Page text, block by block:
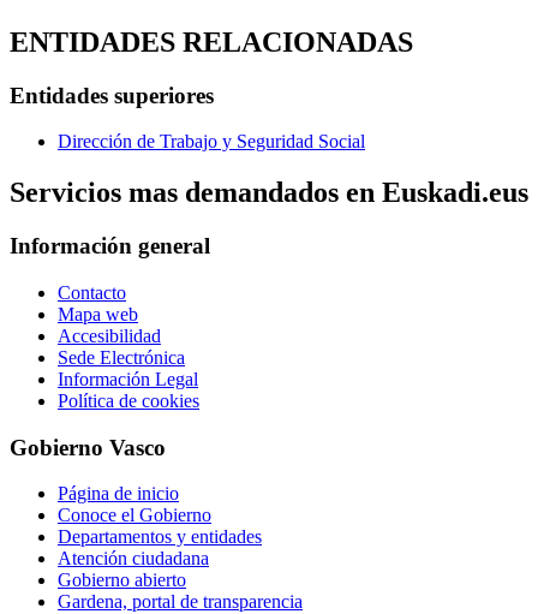
ENTIDADES RELACIONADAS
Entidades superiores
Dirección de Trabajo y Seguridad Social
Servicios mas demandados en Euskadi.eus
Información general
Contacto
Mapa web
Accesibilidad
Sede Electrónica
Información Legal
Política de cookies
Gobierno Vasco
Página de inicio
Conoce el Gobierno
Departamentos y entidades
Atención ciudadana
Gobierno abierto
Gardena, portal de transparencia